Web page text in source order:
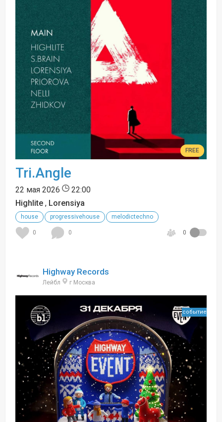
FREE
Tri.Angle
22 мая 2026
22:00
Highlite , Lorensiya
house progressivehouse melodictechno
0 0 0
Highway Records
Лейбл г Москва
событие